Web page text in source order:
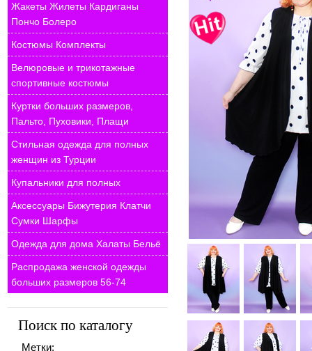
Жакеты Жилеты Кардиганы
Пончо Болеро
Костюмы Комплекты
Велюровые и трикотажные
спортивные костюмы
Куртки больших размеров,
Пальто, Пуховики, Плащи
Стильная одежда для полных
женщин из Турции
Купальники для полных
Аксессуары Бижутерия Клатчи
Сумки Шарфы
Одежда для дома Халаты Бельё
Распродажа женской одежды
больших размеров 56-74
Поиск по каталогу
Метки: